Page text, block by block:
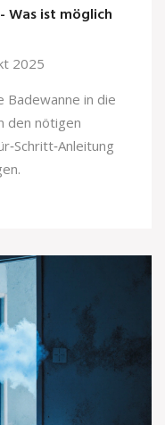
Was ist möglich
2025
Badewanne in die
den nötigen